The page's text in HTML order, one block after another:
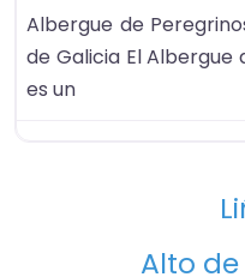
Albergue de
de Galicia El Albergue
es un
Alto